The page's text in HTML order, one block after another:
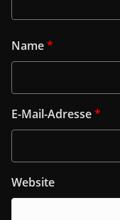
Name*
E-Mail-Adresse*
Website